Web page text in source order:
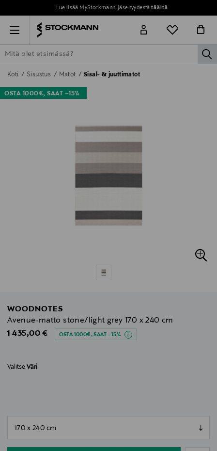
Lue lisää MyStockmann-jäsenyydestätäältä
Menu
ETSI KAIKKI NAISET MIEHET LAPSET
Koti Sisustus Matot Sisal- & juuttimatot
OSTA 1000€, SAAT –15%
WOODNOTES
Avenue-matto stone/light grey 170 x 240 cm
Original Price
1 435,00 € OSTA 1000€, SAAT –15%
Valitse Väri